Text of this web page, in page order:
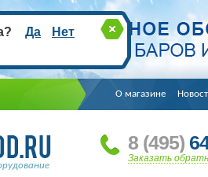
Да Нет
О магазине
8 (495)
Заказать